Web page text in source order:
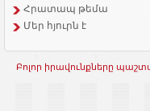
Հրատապ թեմա
Մեր հյուրն է
Բոլոր իրավունքները